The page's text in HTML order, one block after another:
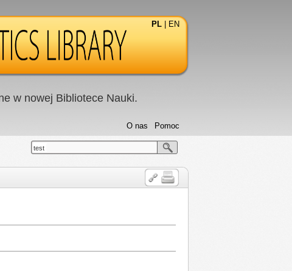
PL EN
w nowej Bibliotece Nauki.
Pomoc
O nas
test